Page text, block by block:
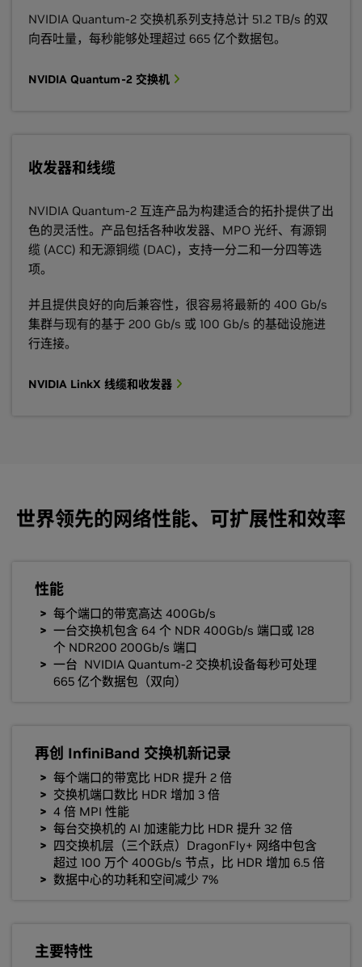
NVIDIA Quantum-2 交换机系列支持总计 51.2 TB/s 的双
向吞吐量，每秒能够处理超过 665 亿个数据包。
NVIDIA Quantum-2 交换机
收发器和线缆
NVIDIA Quantum-2 互连产品为构建适合的拓扑提供了出
色的灵活性。产品包括各种收发器、MPO 光纤、有源铜
缆 (ACC) 和无源铜缆 (DAC)，支持一分二和一分四等选
项。
并且提供良好的向后兼容性，很容易将最新的 400 Gb/s
集群与现有的基于 200 Gb/s 或 100 Gb/s 的基础设施进
行连接。
NVIDIA LinkX 线缆和收发器
世界领先的网络性能、可扩展性和效率
性能
每个端口的带宽高达 400Gb/s
一台交换机包含 64 个 NDR 400Gb/s 端口或 128
个 NDR200 200Gb/s 端口
一台 NVIDIA Quantum-2 交换机设备每秒可处理
665 亿个数据包（双向）
再创 InfiniBand 交换机新记录
每个端口的带宽比 HDR 提升 2 倍
交换机端口数比 HDR 增加 3 倍
4 倍 MPI 性能
每台交换机的 AI 加速能力比 HDR 提升 32 倍
四交换机层（三个跃点）DragonFly+ 网络中包含
超过 100 万个 400Gb/s 节点，比 HDR 增加 6.5 倍
数据中心的功耗和空间减少 7%
主要特性